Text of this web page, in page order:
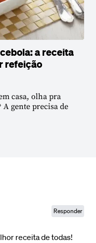
a receita
refeição
casa, olha pra
A gente precisa de
Responder
receita de todas!